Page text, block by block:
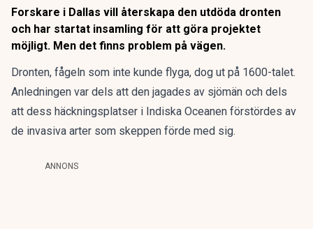
Forskare i Dallas vill återskapa den utdöda dronten
och har startat insamling för att göra projektet
möjligt. Men det finns problem på vägen.
Dronten, fågeln som inte kunde flyga, dog ut på 1600-talet.
Anledningen var dels att den jagades av sjömän och dels
att dess häckningsplatser i Indiska Oceanen förstördes av
de invasiva arter som skeppen förde med sig.
ANNONS